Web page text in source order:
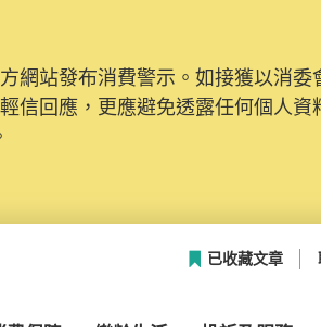
網站發布消費警示。如接獲以消
信回應，更應避免透露任何個人
已收藏文章